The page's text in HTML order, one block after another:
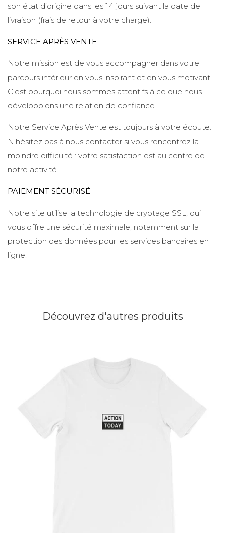
son état d’origine dans les 14 jours suivant la date de
livraison (frais de retour à votre charge).
SERVICE APRÈS VENTE
Notre mission est de vous accompagner dans votre
parcours intérieur en vous inspirant et en vous motivant.
C’est pourquoi nous sommes attentifs à ce que nous
développions une relation de confiance.
Notre Service Après Vente est toujours à votre écoute.
N’hésitez pas à nous contacter si vous rencontrez la
moindre difficulté : votre satisfaction est au centre de
notre activité.
PAIEMENT SÉCURISÉ
Notre site utilise la technologie de cryptage SSL, qui
vous offre une sécurité maximale, notamment sur la
protection des données pour les services bancaires en
ligne.
Découvrez d'autres produits